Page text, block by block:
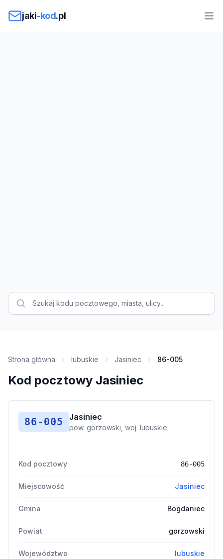
jaki-kod.pl
Strona główna lubuskie Jasiniec 86-005
Kod pocztowy Jasiniec
86-005 Jasiniec
pow. gorzowski, woj. lubuskie
Kod pocztowy 86-005
Miejscowość Jasiniec
Gmina Bogdaniec
Powiat gorzowski
Województwo lubuskie